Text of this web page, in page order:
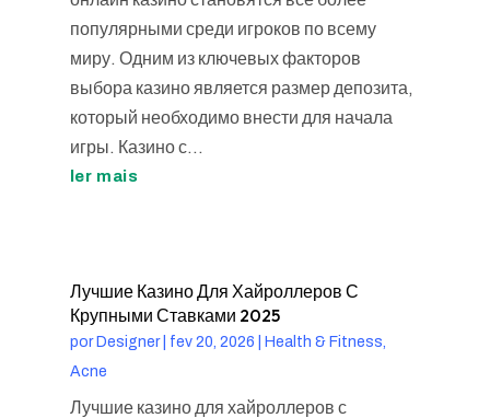
популярными среди игроков по всему
миру. Одним из ключевых факторов
выбора казино является размер депозита,
который необходимо внести для начала
игры. Казино с...
ler mais
Лучшие Казино Для Хайроллеров С
Крупными Ставками 2025
porDesigner| fev 20, 2026
Health & Fitness,
Acne
Лучшие казино для хайроллеров с